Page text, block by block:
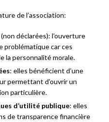
de l’association:
(non déclarées): l’ouverture
problématique car ces
la personnalité morale.
: elles bénéficient d’une
permettant d’ouvrir un
particulière.
d’utilité publique: elles
de transparence financière